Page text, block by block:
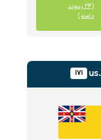
(۲۴ پسوند
دامنه)
۱۷۱